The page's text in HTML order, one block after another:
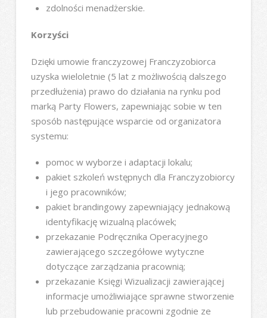
zdolności menadżerskie.
Korzyści
Dzięki umowie franczyzowej Franczyzobiorca
uzyska wieloletnie (5 lat z możliwością dalszego
przedłużenia) prawo do działania na rynku pod
marką Party Flowers, zapewniając sobie w ten
sposób następujące wsparcie od organizatora
systemu:
pomoc w wyborze i adaptacji lokalu;
pakiet szkoleń wstępnych dla Franczyzobiorcy
i jego pracowników;
pakiet brandingowy zapewniający jednakową
identyfikację wizualną placówek;
przekazanie Podręcznika Operacyjnego
zawierającego szczegółowe wytyczne
dotyczące zarządzania pracownią;
przekazanie Księgi Wizualizacji zawierającej
informacje umożliwiające sprawne stworzenie
lub przebudowanie pracowni zgodnie ze